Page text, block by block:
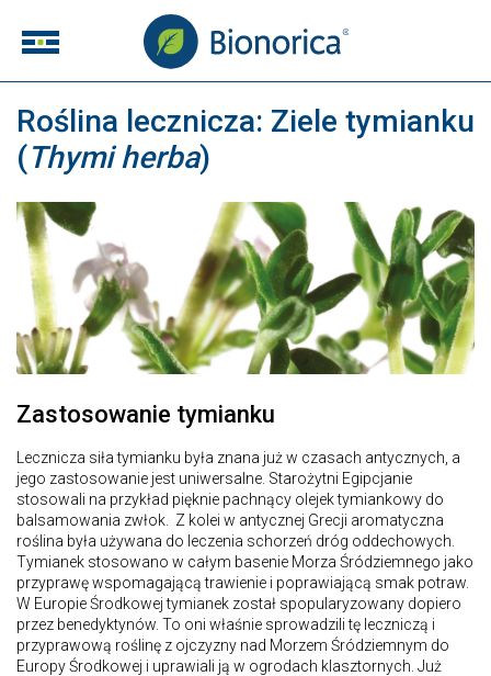
Roślina lecznicza: Ziele tymianku
(Thymi herba)
Zastosowanie tymianku
Lecznicza siła tymianku była znana już w czasach antycznych, a
jego zastosowanie jest uniwersalne. Starożytni Egipcjanie
stosowali na przykład pięknie pachnący olejek tymiankowy do
balsamowania zwłok. Z kolei w antycznej Grecji aromatyczna
roślina była używana do leczenia schorzeń dróg oddechowych.
Tymianek stosowano w całym basenie Morza Śródziemnego jako
przyprawę wspomagającą trawienie i poprawiającą smak potraw.
W Europie Środkowej tymianek został spopularyzowany dopiero
przez benedyktynów. To oni właśnie sprowadzili tę leczniczą i
przyprawową roślinę z ojczyzny nad Morzem Śródziemnym do
Europy Środkowej i uprawiali ją w ogrodach klasztornych. Już